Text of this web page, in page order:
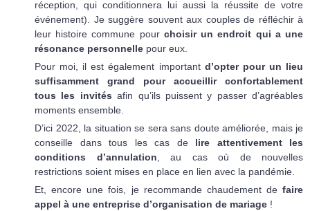
réception, qui conditionnera lui aussi la réussite de votre
événement). Je suggère souvent aux couples de réfléchir à
leur histoire commune pour choisir un endroit qui a une
résonance personnelle pour eux.
Pour moi, il est également important d’opter pour un lieu
suffisamment grand pour accueillir confortablement
tous les invitésafin qu’ils puissent y passer d’agréables
moments ensemble.
D’ici 2022, la situation se sera sans doute améliorée, mais je
conseille dans tous les cas de lire attentivement les
conditions d’annulation, au cas où de nouvelles
restrictions soient mises en place en lien avec la pandémie.
Et, encore une fois, je recommande chaudement de faire
appel à une entreprise d’organisation de mariage !